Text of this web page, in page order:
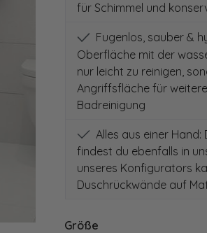
für Schimmel und
Fugenlos, sauber &
Oberfläche mit der
nur leicht zu reinigen,
Angriffsfläche für
Badreinigung
Alles aus einer
findest du ebenfalls in
unseres Konfigurators
Duschrückwände auf
Größeauswählen